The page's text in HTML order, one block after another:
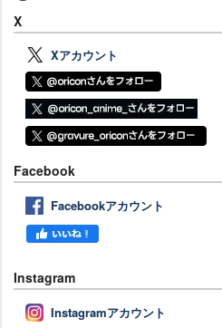
X
Xアカウント
Facebook
Facebookアカウント
Instagram
Instagramアカウント